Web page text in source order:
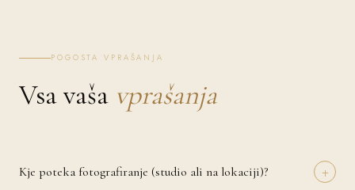
POGOSTA VPRAŠANJA
Vsa vaša vprašanja
Kje poteka fotografiranje (studio ali na lokaciji)? +